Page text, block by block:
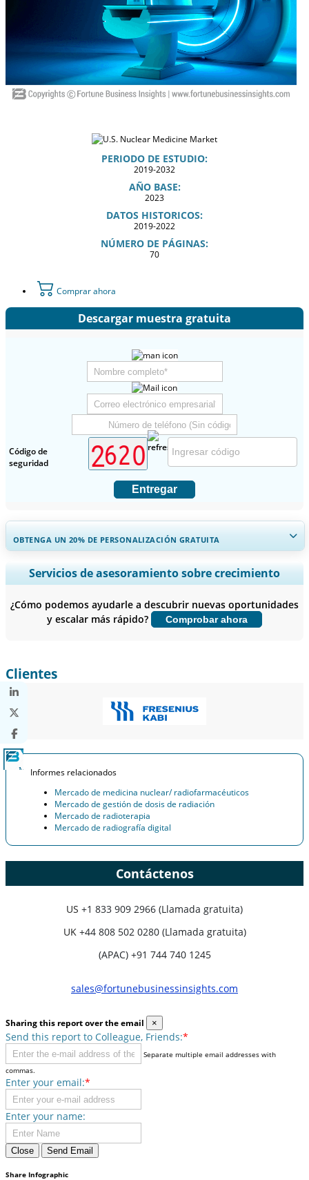
PERIODO DE ESTUDIO:
2019-2032
AÑO BASE:
2023
DATOS HISTORICOS:
2019-2022
NÚMERO DE PÁGINAS:
70
Comprar ahora
Descargar muestra gratuita
Código de
seguridad
Entregar
OBTENGA UN 20% DE PERSONALIZACIÓN GRATUITA
Ampliar la cobertura regional y por país, Análisis de segmentos,
Perfiles de empresas, Benchmarking competitivo, e información
Personalizar ahora
Servicios de asesoramiento sobre crecimiento
¿Cómo podemos ayudarle a descubrir nuevas oportunidades
y escalar más rápido?
Comprobar ahora
Clientes
Informes relacionados
Mercado de medicina nuclear/ radiofarmacéuticos
Mercado de gestión de dosis de radiación
Mercado de radioterapia
Mercado de radiografía digital
Contáctenos
US +1 833 909 2966 (Llamada gratuita)
UK +44 808 502 0280 (Llamada gratuita)
(APAC) +91 744 740 1245
sales@fortunebusinessinsights.com
Sharing this report over the email ×
Send this report to Colleague, Friends:*
Separate multiple email addresses with
commas.
Enter your email:*
Enter your name:
Close Send Email
Share Infographic